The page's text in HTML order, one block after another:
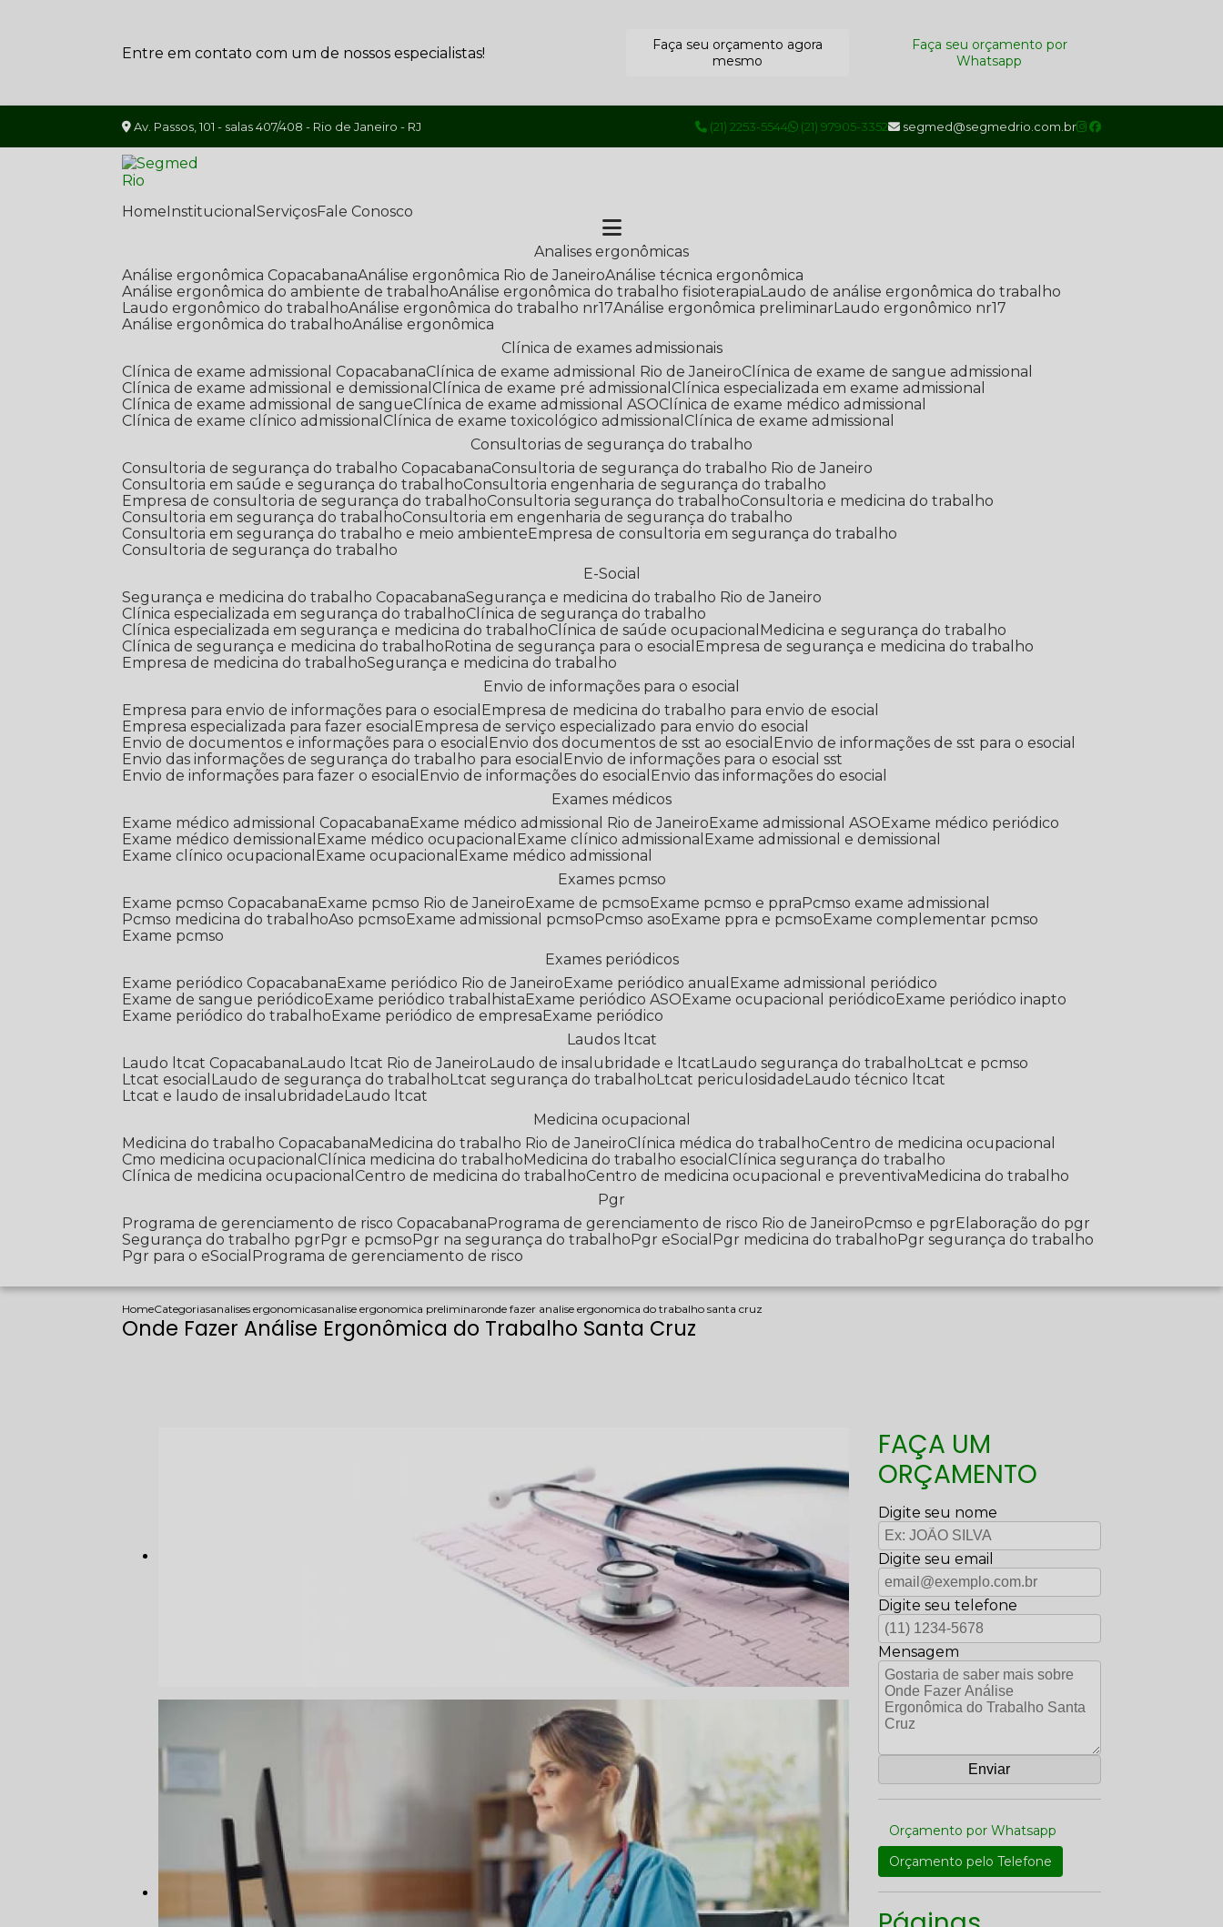
Entre em contato com um de nossos especialistas!
Faça seu orçamento agora
mesmo
Faça seu orçamento por
Whatsapp
Av. Passos, 101 - salas 407/408 - Rio de Janeiro - RJ (21) 2253-5544 (21) 97905-3352 segmed@segmedrio.com.br
Home Institucional Serviços Fale Conosco
Analises ergonômicas
Análise ergonômica Copacabana Análise ergonômica Rio de Janeiro Análise técnica ergonômica
Análise ergonômica do ambiente de trabalho Análise ergonômica do trabalho fisioterapia Laudo de análise ergonômica do trabalho
Laudo ergonômico do trabalho Análise ergonômica do trabalho nr17 Análise ergonômica preliminar Laudo ergonômico nr17
Análise ergonômica do trabalho Análise ergonômica
Clínica de exames admissionais
Clínica de exame admissional Copacabana
Clínica de exame admissional Rio de Janeiro
Clínica de exame de sangue admissional
Clínica de exame admissional e demissional
Clínica de exame pré admissional
Clínica especializada em exame admissional
Clínica de exame admissional de sangue
Clínica de exame admissional ASO
Clínica de exame médico admissional
Clínica de exame clínico admissional
Clínica de exame toxicológico admissional
Clínica de exame admissional
Consultorias de segurança do trabalho
Consultoria de segurança do trabalho Copacabana
Consultoria de segurança do trabalho Rio de Janeiro
Consultoria em saúde e segurança do trabalho
Consultoria engenharia de segurança do trabalho
Empresa de consultoria de segurança do trabalho
Consultoria segurança do trabalho
Consultoria e medicina do trabalho
Consultoria em segurança do trabalho
Consultoria em engenharia de segurança do trabalho
Consultoria em segurança do trabalho e meio ambiente
Empresa de consultoria em segurança do trabalho
Consultoria de segurança do trabalho
E-Social
Segurança e medicina do trabalho Copacabana Segurança e medicina do trabalho Rio de Janeiro
Clínica especializada em segurança do trabalho
Clínica de segurança do trabalho
Clínica especializada em segurança e medicina do trabalho
Clínica de saúde ocupacional
Medicina e segurança do trabalho
Clínica de segurança e medicina do trabalho
Rotina de segurança para o esocial
Empresa de segurança e medicina do trabalho
Empresa de medicina do trabalho Segurança e medicina do trabalho
Envio de informações para o esocial
Empresa para envio de informações para o esocial
Empresa de medicina do trabalho para envio de esocial
Empresa especializada para fazer esocial
Empresa de serviço especializado para envio do esocial
Envio de documentos e informações para o esocial
Envio dos documentos de sst ao esocial
Envio de informações de sst para o esocial
Envio das informações de segurança do trabalho para esocial
Envio de informações para o esocial sst
Envio de informações para fazer o esocial
Envio de informações do esocial
Envio das informações do esocial
Exames médicos
Exame médico admissional Copacabana
Exame médico admissional Rio de Janeiro Exame admissional ASO
Exame médico periódico
Exame médico demissional
Exame médico ocupacional Exame clínico admissional
Exame admissional e demissional
Exame clínico ocupacional
Exame ocupacional
Exame médico admissional
Exames pcmso
Exame pcmso Copacabana
Exame pcmso Rio de Janeiro Exame de pcmso Exame pcmso e ppra
Pcmso exame admissional
Pcmso medicina do trabalho Aso pcmso Exame admissional pcmso Pcmso aso Exame ppra e pcmso
Exame complementar pcmso
Exame pcmso
Exames periódicos
Exame periódico Copacabana
Exame periódico Rio de Janeiro Exame periódico anual
Exame admissional periódico
Exame de sangue periódico
Exame periódico trabalhista Exame periódico ASO Exame ocupacional periódico
Exame periódico inapto
Exame periódico do trabalho
Exame periódico de empresa
Exame periódico
Laudos ltcat
Laudo ltcat Copacabana Laudo ltcat Rio de Janeiro Laudo de insalubridade e ltcat Laudo segurança do trabalho Ltcat e pcmso
Ltcat esocial
Laudo de segurança do trabalho Ltcat segurança do trabalho Ltcat periculosidade Laudo técnico ltcat
Ltcat e laudo de insalubridade Laudo ltcat
Medicina ocupacional
Medicina do trabalho Copacabana
Medicina do trabalho Rio de Janeiro Clínica médica do trabalho
Centro de medicina ocupacional
Cmo medicina ocupacional
Clínica medicina do trabalho Medicina do trabalho esocial
Clínica segurança do trabalho
Clínica de medicina ocupacional
Centro de medicina do trabalho Centro de medicina ocupacional e preventiva
Medicina do trabalho
Pgr
Programa de gerenciamento de risco Copacabana
Programa de gerenciamento de risco Rio de Janeiro Pcmso e pgr
Elaboração do pgr
Segurança do trabalho pgr
Pgr e pcmso Pgr na segurança do trabalho Pgr eSocial Pgr medicina do trabalho
Pgr segurança do trabalho
Pgr para o eSocial
Programa de gerenciamento de risco
HomeCategoriasanalises ergonomicasanalise ergonomica preliminaronde fazer analise ergonomica do trabalho santa cruz
Onde Fazer Análise Ergonômica do Trabalho Santa Cruz
FAÇA UM
ORÇAMENTO
Digite seu nome
Digite seu email
Digite seu telefone
Mensagem
Orçamento por Whatsapp
Orçamento pelo Telefone